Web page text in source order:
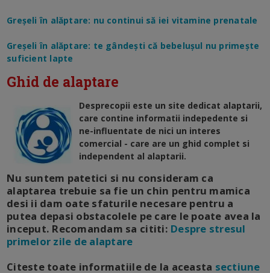
Greșeli în alăptare: nu continui să iei vitamine prenatale
Greșeli în alăptare: te gândești că bebelușul nu primește
suficient lapte
Ghid de alaptare
Desprecopii este un site dedicat alaptarii,
care contine informatii indepedente si
ne-influentate de nici un interes
comercial - care are un ghid complet si
independent al alaptarii.
Nu suntem patetici si nu consideram ca
alaptarea trebuie sa fie un chin pentru mamica
desi ii dam oate sfaturile necesare pentru a
putea depasi obstacolele pe care le poate avea la
inceput. Recomandam sa cititi: Despre stresul
primelor zile de alaptare
Citeste toate informatiile de la aceasta sectiune